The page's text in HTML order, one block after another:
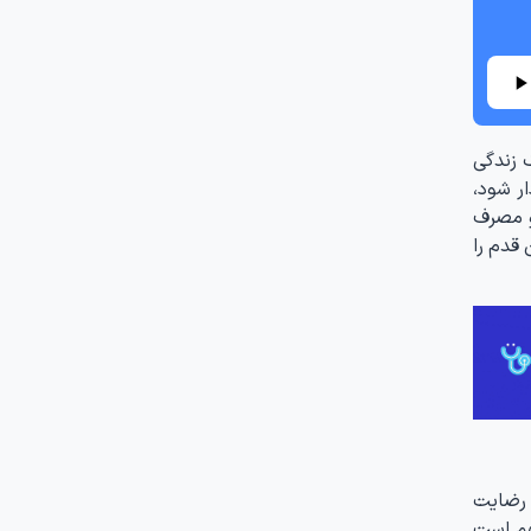
زندگی
شود،
و مصرف
قدم را
رضایت